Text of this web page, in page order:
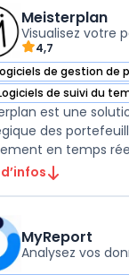
Meisterplan
Visualisez votre
4,7
de gestion de
Meisterplan dans
de suivi du
Meisterplan dans
est une
des
en temps
MyReport
Analysez vos